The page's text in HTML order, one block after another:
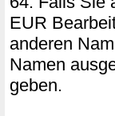
EUR
anderen
Namen
geben.